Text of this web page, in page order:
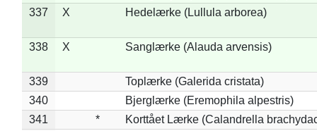
337
X Hedelærke (Lullula arborea)
338 X Sanglærke (Alauda arvensis)
339
Toplærke (Galerida cristata)
340
Bjerglærke (Eremophila alpestris)
341
*
Korttået Lærke (Calandrella